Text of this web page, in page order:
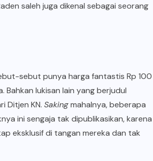
saleh juga dikenal sebagai seorang
sebut punya harga fantastis Rp 100
Bahkan lukisan lain yang berjudul
Ditjen KN. Sakingmahalnya, beberapa
ini sengaja tak dipublikasikan, karena
eksklusif di tangan mereka dan tak